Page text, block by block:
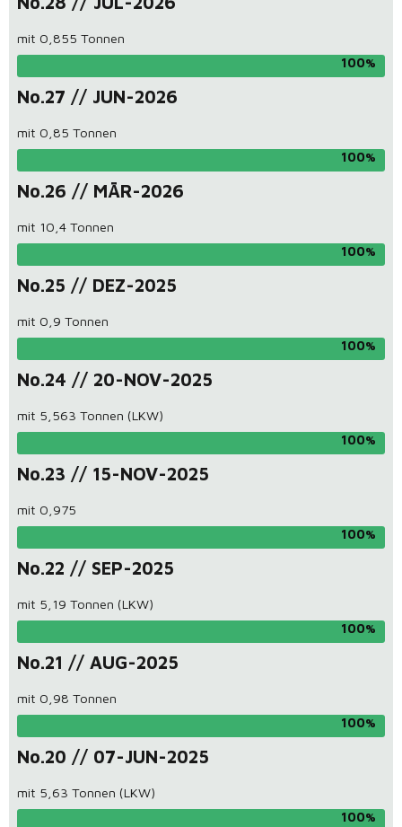
mit 0,855 Tonnen
100
No.27 // JUN-2026
mit 0,85 Tonnen
100
No.26 // MÄR-2026
mit 10,4 Tonnen
100
No.25 // DEZ-2025
mit 0,9 Tonnen
100
No.24 // 20-NOV-2025
mit 5,563 Tonnen (LKW)
100
No.23 // 15-NOV-2025
mit 0,975
100
No.22 // SEP-2025
mit 5,19 Tonnen (LKW)
100
No.21 // AUG-2025
mit 0,98 Tonnen
100
No.20 // 07-JUN-2025
mit 5,63 Tonnen (LKW)
100